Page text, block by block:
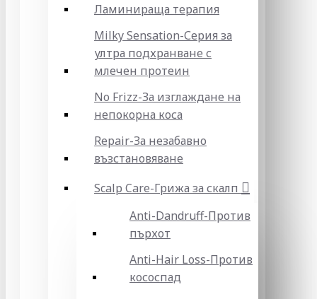
Ламинираща терапия
Milky Sensation-Серия за
ултра подхранване с
млечен протеин
No Frizz-За изглаждане на
непокорна коса
Repair-За незабавно
възстановяване
Scalp Care-Грижа за скалп
Anti-Dandruff-Против
пърхот
Anti-Hair Loss-Против
кососпад